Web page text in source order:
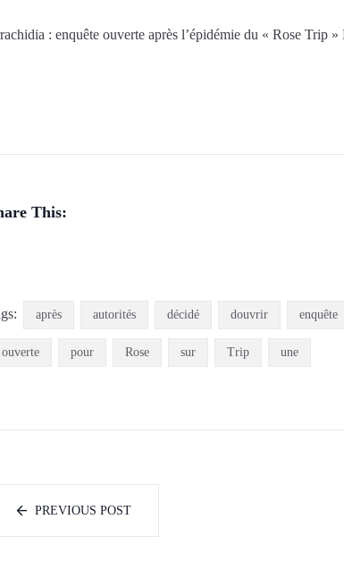
: enquête ouverte après l’épidémie du « Rose Trip
This:
après autorités décidé douvrir enquête
ouverte pour Rose sur Trip une
PREVIOUS POST